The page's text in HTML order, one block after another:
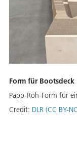
Form für Bootsdeck
Papp-Roh-Form für
Credit: DLR (CC BY-